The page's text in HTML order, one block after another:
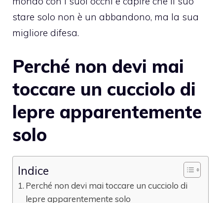
stare solo non è un abbandono, ma la sua
migliore difesa.
Perché non devi mai
toccare un cucciolo di
lepre apparentemente
solo
Indice
Perché non devi mai toccare un cucciolo di
lepre apparentemente solo